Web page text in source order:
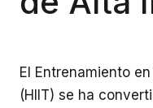
El Entrenamiento
(HIIT) se ha